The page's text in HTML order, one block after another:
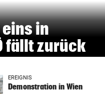
eins in
fällt zurück
EREIGNIS
Demonstration in Wien